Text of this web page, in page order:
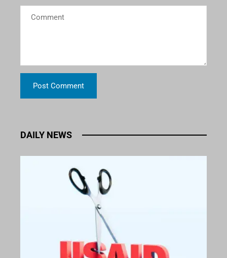
DAILY NEWS